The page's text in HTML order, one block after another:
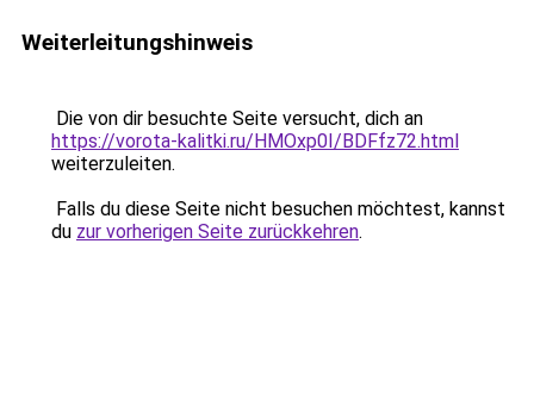
Weiterleitungshinweis
Die von dir besuchte Seite versucht, dich an
https://vorota-kalitki.ru/HMOxp0I/BDFfz72.html
weiterzuleiten.
Falls du diese Seite nicht besuchen möchtest, kannst
du zur vorherigen Seite zurückkehren.